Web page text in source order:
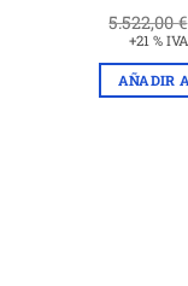
5.522,00€
+21 %
AÑADIR